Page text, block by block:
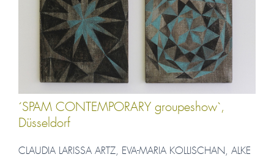
´SPAM CONTEMPORARY groupeshow`,
Düsseldorf
CLAUDIA LARISSA ARTZ, EVA-MARIA KOLLISCHAN, ALKE